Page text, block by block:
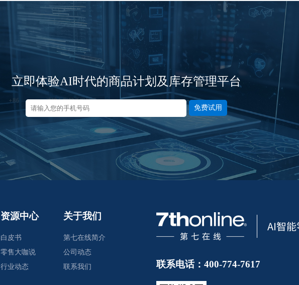
立即体验AI时代的商品计划及库存管理平台
免费试用
资源中心
白皮书
零售大咖说
行业动态
关于我们
第七在线简介
公司动态
联系我们
联系电话：400-774-7617